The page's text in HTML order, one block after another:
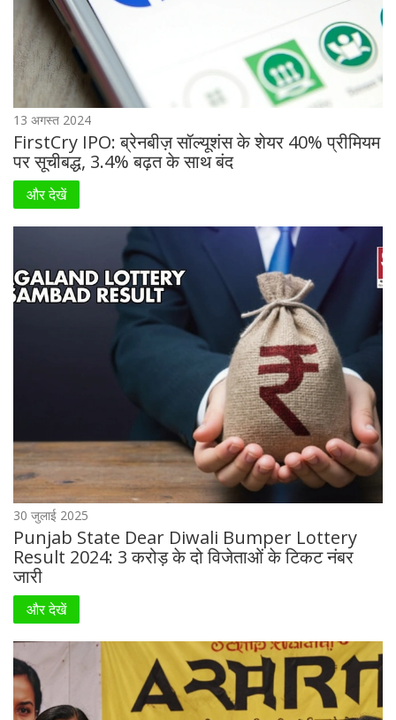
13 अगस्त 2024
FirstCry IPO: ब्रेनबीज़ सॉल्यूशंस के शेयर 40% प्रीमियम
पर सूचीबद्ध, 3.4% बढ़त के साथ बंद
और देखें
30 जुलाई 2025
Punjab State Dear Diwali Bumper Lottery
Result 2024: 3 करोड़ के दो विजेताओं के टिकट नंबर
जारी
और देखें